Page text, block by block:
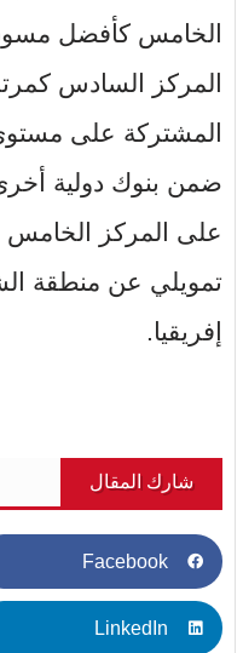
الخامس كأفضل مسوق
المركز السادس
المشتركة على مستوى
ضمن بنوك دولية
على المركز
تمويلي عن منطقة
إفريقيا.
شارك المقال
Facebook
LinkedIn